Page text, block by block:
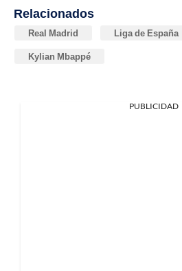
Relacionados
Real Madrid Liga de España
Kylian Mbappé
PUBLICIDAD